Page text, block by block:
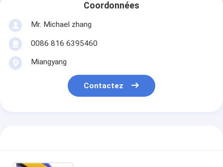
Coordonnées
Mr. Michael zhang
0086 816 6395460
Miangyang
Contactez